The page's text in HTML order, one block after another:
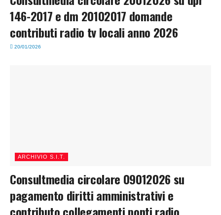
146-2017 e dm 20102017 domande
contributi radio tv locali anno 2026
20/01/2026
ARCHIVIO S.I.T.
Consultmedia circolare 09012026 su
pagamento diritti amministrativi e
contributo collegamenti ponti radio